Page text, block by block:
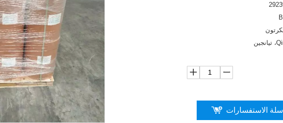
سلة الاستفسارات